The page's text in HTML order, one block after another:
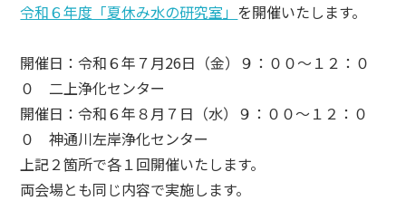
令和６年度「夏休み水の研究室」 を開催いたします。
開催日：令和６年７月26日（金）９：００～１２：０
０ 二上浄化センター
開催日：令和６年８月７日（水）９：００～１２：０
０ 神通川左岸浄化センター
上記２箇所で各１回開催いたします。
両会場とも同じ内容で実施します。